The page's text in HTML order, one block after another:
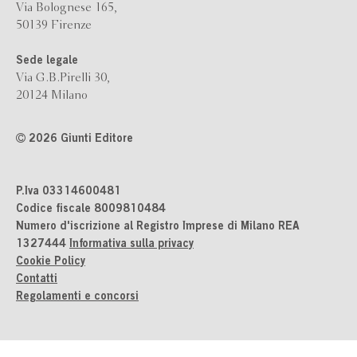
Via Bolognese 165,
50139 Firenze
Sede legale
Via G.B.Pirelli 30,
20124 Milano
2026 Giunti Editore
P.Iva 03314600481
Codice fiscale 8009810484
Numero d'iscrizione al Registro Imprese di Milano REA
1327444 Informativa sulla privacy
Cookie Policy
Contatti
Regolamenti e concorsi